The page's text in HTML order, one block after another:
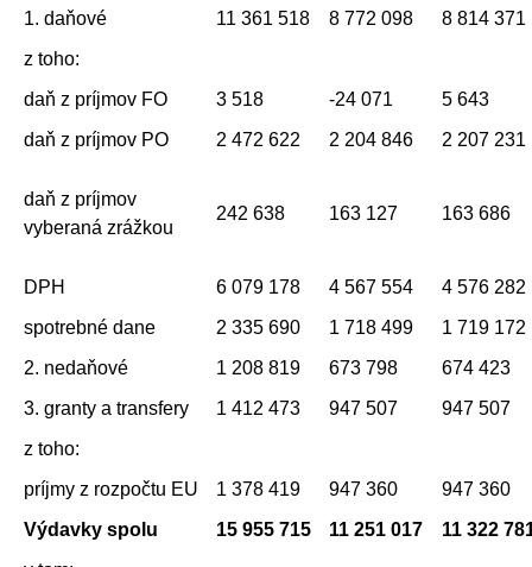
1. daňové 11 361 518 8 772 098
8 814 371
z toho:
daň z príjmov FO
3 518 -24 071
5 643
daň z príjmov PO
2 472 622 2 204 846 2 207 231
daň z príjmov
vyberaná zrážkou
242 638 163 127 163 686
DPH 6 079 178 4 567 554
4 576 282
spotrebné dane
2 335 690 1 718 499
1 719 172
2. nedaňové
1 208 819 673 798
674 423
3. granty a transfery
1 412 473 947 507
947 507
z toho:
príjmy z rozpočtu EU
1 378 419 947 360
947 360
Výdavky spolu
15 955 715 11 251 017
11 322